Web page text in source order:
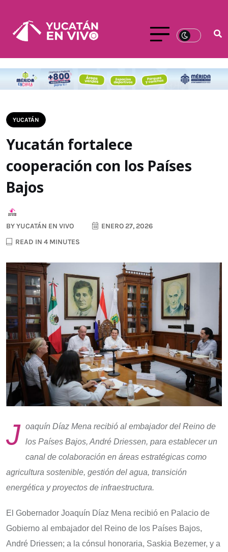
YUCATÁN
Yucatán fortalece
cooperación con los Países
Bajos
BYYUCATÁN EN VIVO
ENERO 27, 2026
READ IN 4 MINUTES
J oaquín Díaz Mena recibió al embajador del Reino de
los Países Bajos, André Driessen, para establecer un
canal de colaboración en áreas estratégicas como
agricultura sostenible, gestión del agua, transición
energética y proyectos de infraestructura.
El Gobernador Joaquín Díaz Mena recibió en Palacio de
Gobierno al embajador del Reino de los Países Bajos,
André Driessen; a la cónsul honoraria, Saskia Bezemer, y a